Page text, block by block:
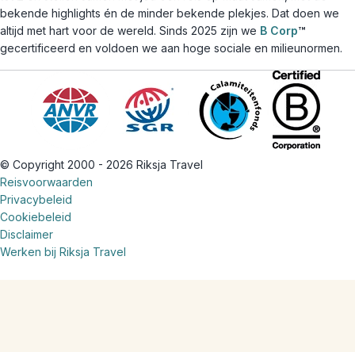
bekende highlights én de minder bekende plekjes. Dat doen we
altijd met hart voor de wereld. Sinds 2025 zijn we B Corp™
gecertificeerd en voldoen we aan hoge sociale en milieunormen.
© Copyright 2000 - 2026 Riksja Travel
Reisvoorwaarden
Privacybeleid
Cookiebeleid
Disclaimer
Werken bij Riksja Travel